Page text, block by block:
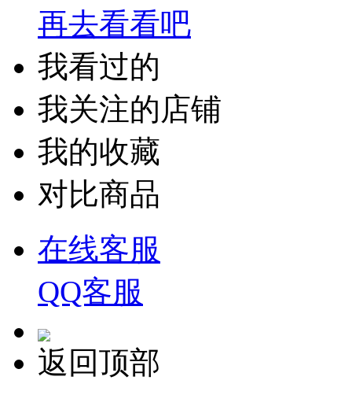
再去看看吧
我看过的
我关注的店铺
我的收藏
对比商品
在线客服
QQ客服
返回顶部